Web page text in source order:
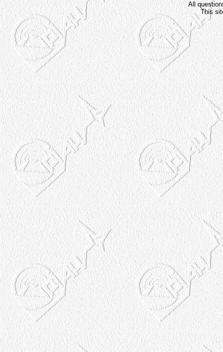
All
This